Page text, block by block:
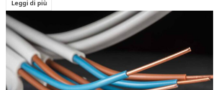
Leggi di più